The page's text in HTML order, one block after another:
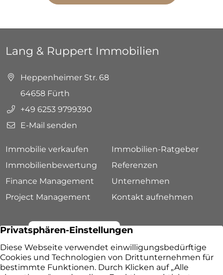
Lang & Ruppert Immobilien
Heppenheimer Str. 68
64658 Fürth
+49 6253 9799390
E-Mail senden
Immobilie verkaufen
Immobilien-Ratgeber
Immobilienbewertung
Referenzen
Finance Management
Unternehmen
Project Management
Kontakt aufnehmen